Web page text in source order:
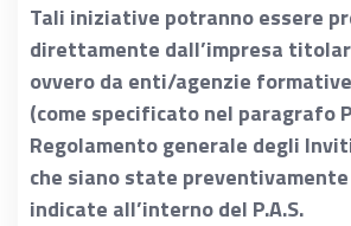
Tali iniziative potranno essere
direttamente dall’impresa
ovvero da enti/agenzie
(come specificato nel paragrafo
Regolamento generale degli
che siano state
indicate all’interno del P.A.S.